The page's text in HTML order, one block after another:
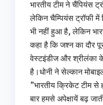
भारतीय टीम ने चैंपियंस
लेकिन चैम्पियंस ट्रॉफी में
भी नहीं हुआ है, लेकिन
कहा है कि जश्न का दौर
वेस्टइंडीज और श्रीलंका
है।धोनी ने सेल्कान
”भारतीय क्रिकेट टीम से
बार हमसे अपेक्षायें बढ़